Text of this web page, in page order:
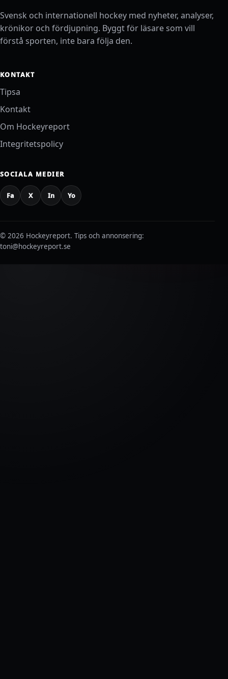
Svensk och internationell hockey med nyheter, analyser,
krönikor och fördjupning. Byggt för läsare som vill
förstå sporten, inte bara följa den.
KONTAKT
Tipsa
Kontakt
Om Hockeyreport
Integritetspolicy
SOCIALA MEDIER
Fa X In Yo
© 2026 Hockeyreport. Tips och annonsering:
toni@hockeyreport.se